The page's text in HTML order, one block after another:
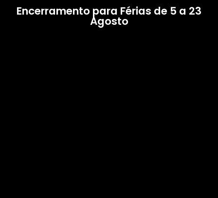
Encerramento para Férias de 5 a 23
Agosto